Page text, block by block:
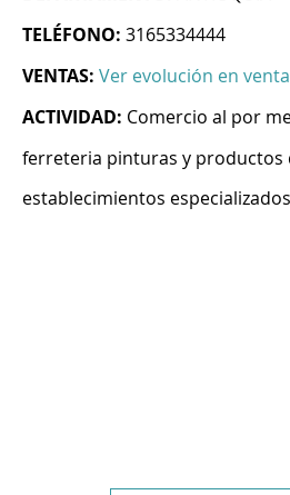
TELÉFONO: 3165334444
VENTAS: Ver evolución en
ACTIVIDAD: Comercio al por
ferreteria pinturas y productos
establecimientos especializados